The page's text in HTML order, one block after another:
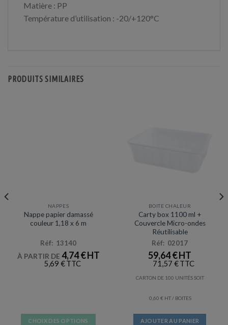
Matière : PP
Température d’utilisation : -20/+120°C
PRODUITS SIMILAIRES
NAPPES
Nappe papier damassé
couleur 1,18 x 6 m
Réf: 13140
À PARTIR DE 4,74€
5,69 €
CHOIX DES OPTIONS
BOITE CHALEUR
Carty box 1100 ml +
Couvercle Micro-ondes
Réutilisable
Réf: 02017
59,64€
71,57 €
CARTON DE 100 UNITÉS SOIT
0,60 € / BOITES
AJOUTER AU PANIER